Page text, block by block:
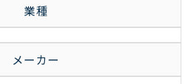
業種
メーカー